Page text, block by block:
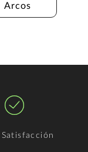
Arcos
Satisfacción